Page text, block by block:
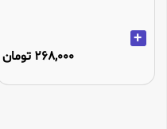
+
268,000 تومان